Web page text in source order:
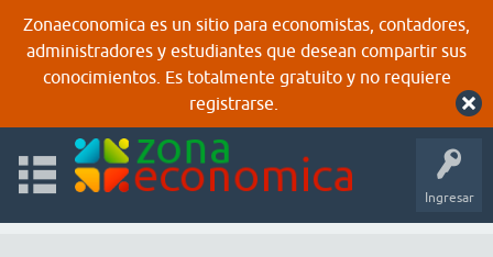
Zonaeconomica es un sitio para economistas, contadores,
administradores y estudiantes que desean compartir sus
conocimientos. Es totalmente gratuito y no requiere
registrarse.
Ingresar